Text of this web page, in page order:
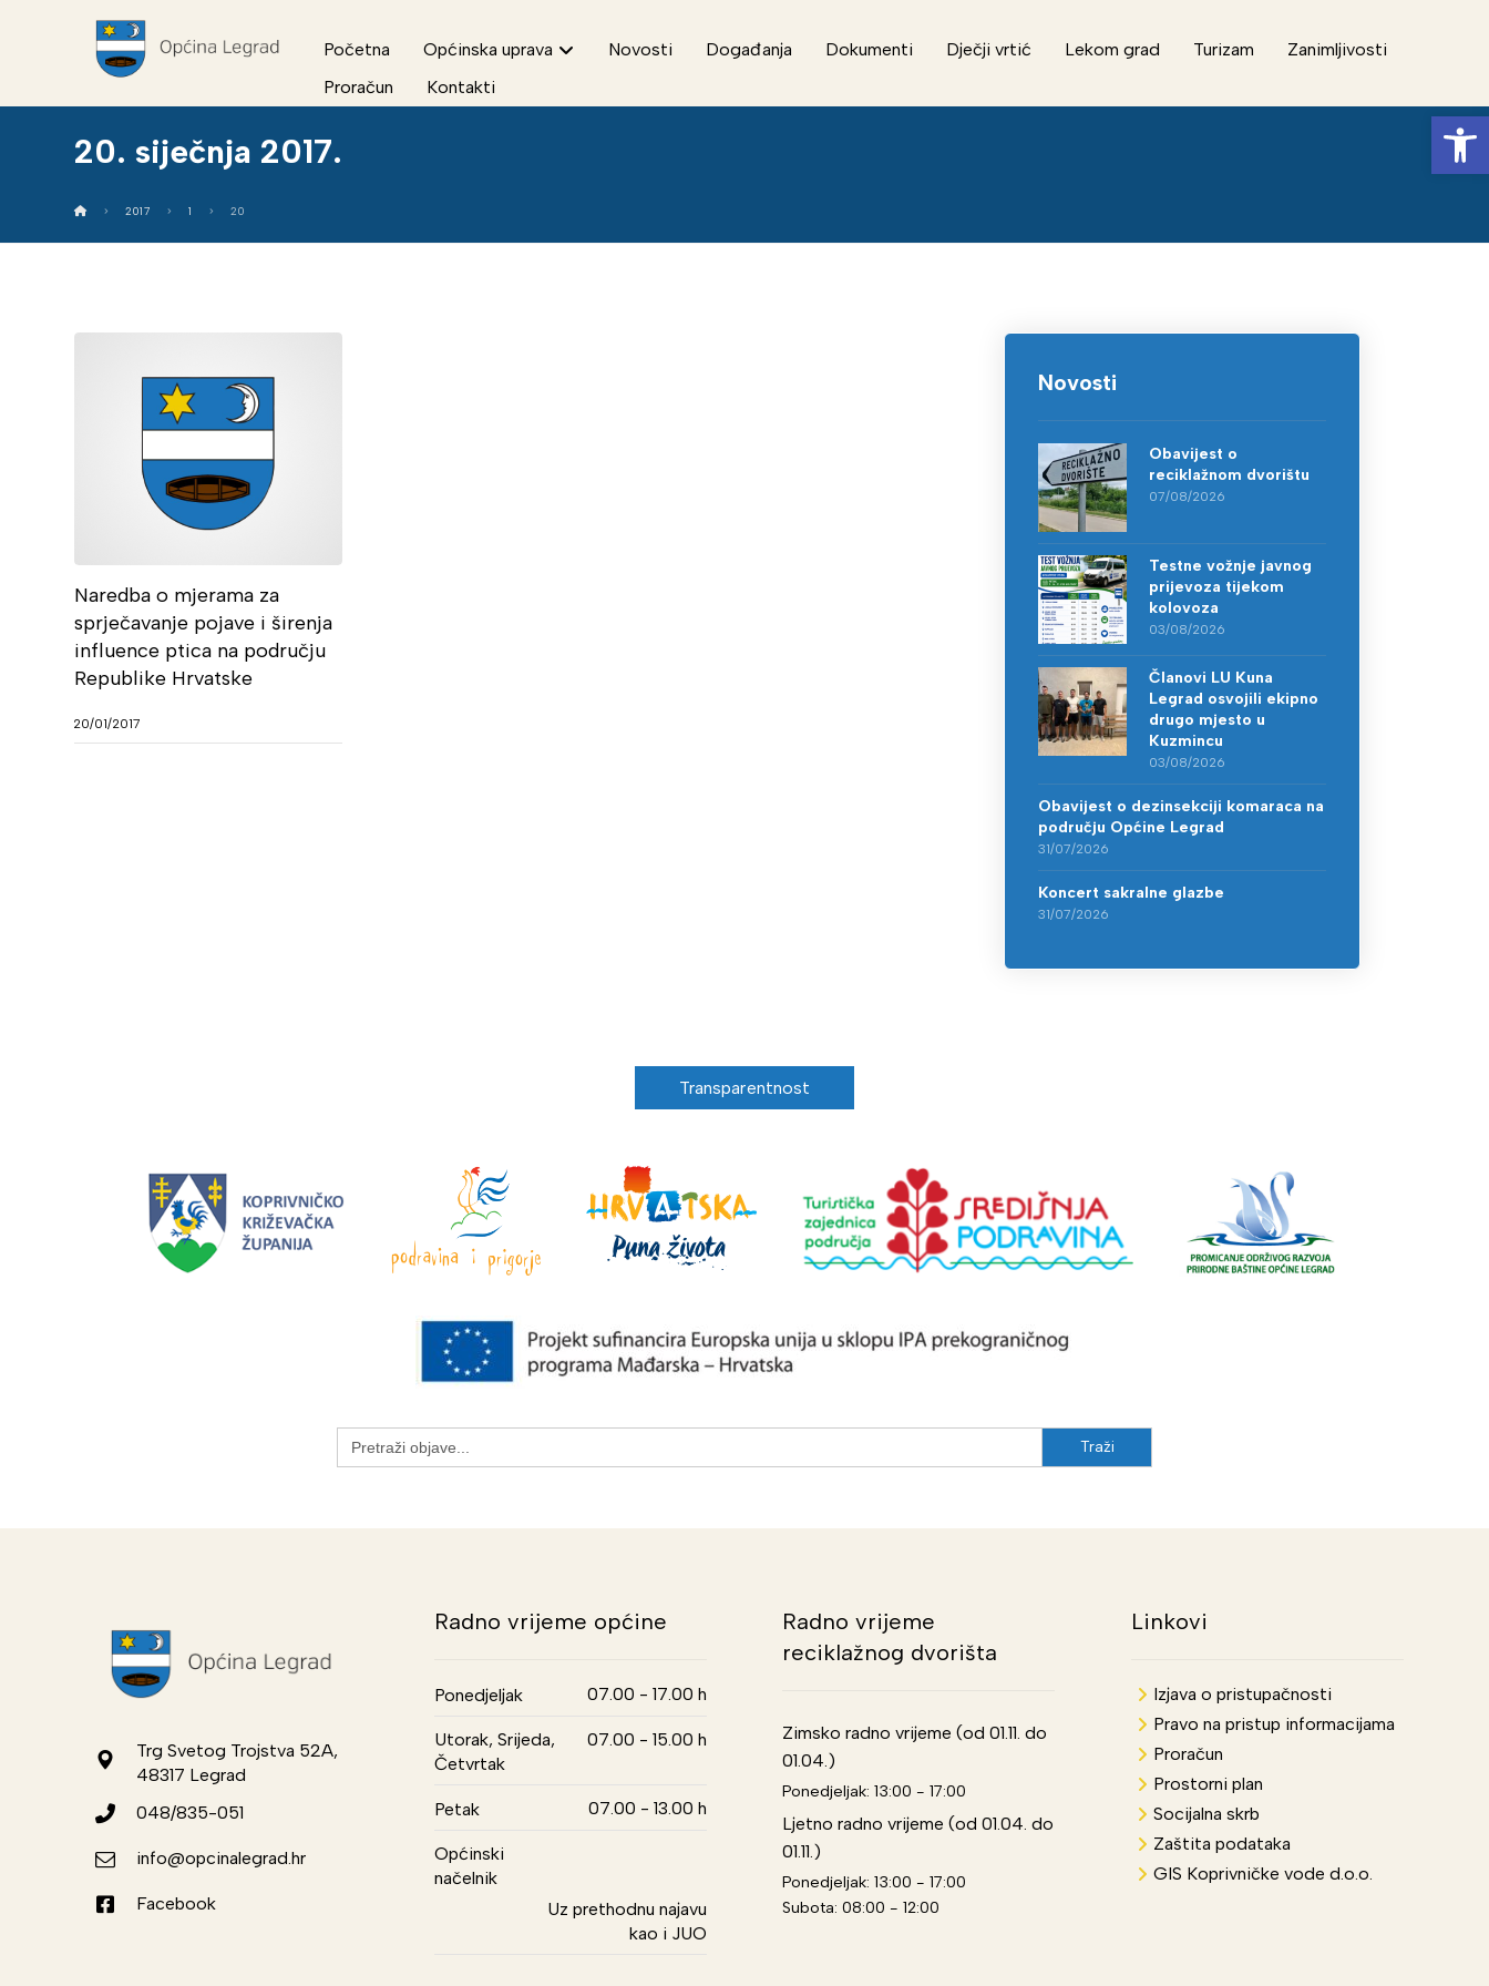
Početna Općinska uprava Novosti Događanja Dokumenti Dječji vrtić Lekom grad Turizam
Zanimljivosti
Proračun
Kontakti
20. siječnja 2017.
2017 1 20
Naredba o mjerama za
sprječavanje pojave i širenja
influence ptica na području
Republike Hrvatske
20/01/2017
Novosti
Obavijest o
reciklažnom dvorištu
07/08/2026
Testne vožnje javnog
prijevoza tijekom
kolovoza
03/08/2026
Članovi LU Kuna
Legrad osvojili ekipno
drugo mjesto u
Kuzmincu
03/08/2026
Obavijest o dezinsekciji komaraca na
području Općine Legrad
31/07/2026
Koncert sakralne glazbe
31/07/2026
Transparentnost
Search
for:
Trg Svetog Trojstva 52A,
48317 Legrad
048/835-051
info@opcinalegrad.hr
Facebook
Radno vrijeme općine
Ponedjeljak 07.00 - 17.00 h
Utorak, Srijeda,
Četvrtak
07.00 - 15.00 h
Petak 07.00 - 13.00 h
Općinski
načelnik
Uz prethodnu najavu
kao i JUO
Radno vrijeme
reciklažnog dvorišta
Zimsko radno vrijeme (od 01.11. do
01.04.)
Ponedjeljak: 13:00 - 17:00
Ljetno radno vrijeme (od 01.04. do
01.11.)
Ponedjeljak: 13:00 - 17:00
Subota: 08:00 - 12:00
Linkovi
Izjava o pristupačnosti
Pravo na pristup informacijama
Proračun
Prostorni plan
Socijalna skrb
Zaštita podataka
GIS Koprivničke vode d.o.o.